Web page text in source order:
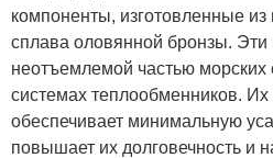
компоненты, изготовленные из
сплава оловянной бронзы.
неотъемлемой частью морских
системах теплообменников. Их
обеспечивает минимальную
повышает их долговечность и